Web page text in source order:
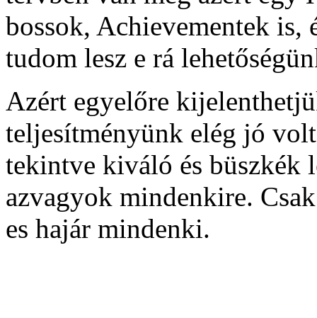
bossok, Achievementek is,
tudom lesz e rá
Azért egyelőre
teljesítményünk elég jó
tekintve kiváló és büszkék
azvagyok mindenkire.
es hajár mindenki.